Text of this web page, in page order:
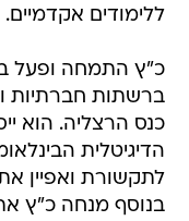
ללימודים אקדמיים.
כ"ץ התמחה ופעל
ברשתות חברתיות
כנס הרצליה. הוא
לתקשורת ואפיין
בנוסף מנחה כ"ץ